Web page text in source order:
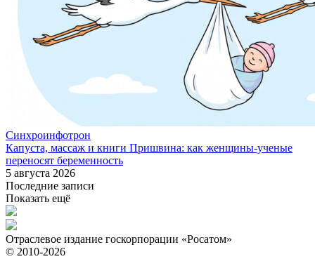
Синхроинфотрон
Капуста, массаж и книги Пришвина: как женщины-ученые
переносят беременность
5 августа 2026
Последние записи
Показать ещё
Отраслевое издание госкорпорации «Росатом»
© 2010-2026